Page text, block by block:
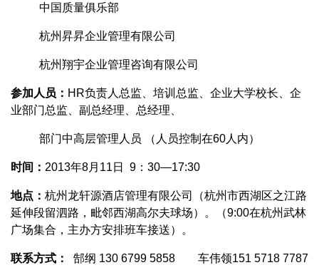
中国质量俱乐部
杭州昇昇企业管理有限公司
杭州翔宇企业管理咨询有限公司
参加人员： HR负责人总监、培训总监、企业大学校长、企
业部门总监、副总经理、总经理、
部门中高层管理人员 （人员控制在60人内）
时间： 2013年8月11日 9：30—17:30
地点： 杭州龙轩源酒店管理有限公司（杭州市西湖区之江路
延伸段留泗路，毗邻西湖高尔夫球场）。（9:00在杭州武林
广场集合，主办方安排班车接送）。
联系方式： 郜纲 130 6799 5858 车伟领151 5718 7787